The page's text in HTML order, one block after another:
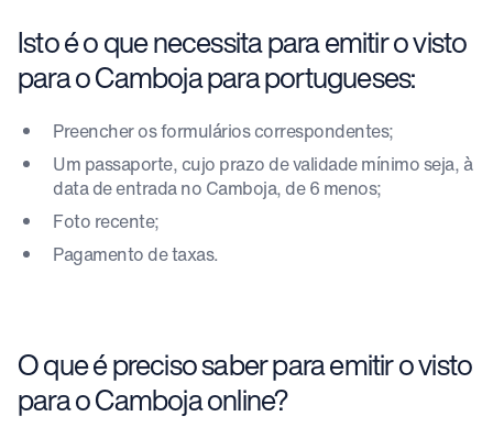
Isto é o que necessita para emitir o visto
para o Camboja para portugueses:
Preencher os formulários correspondentes;
Um passaporte, cujo prazo de validade mínimo seja, à
data de entrada no Camboja, de 6 menos;
Foto recente;
Pagamento de taxas.
O que é preciso saber para emitir o visto
para o Camboja online?